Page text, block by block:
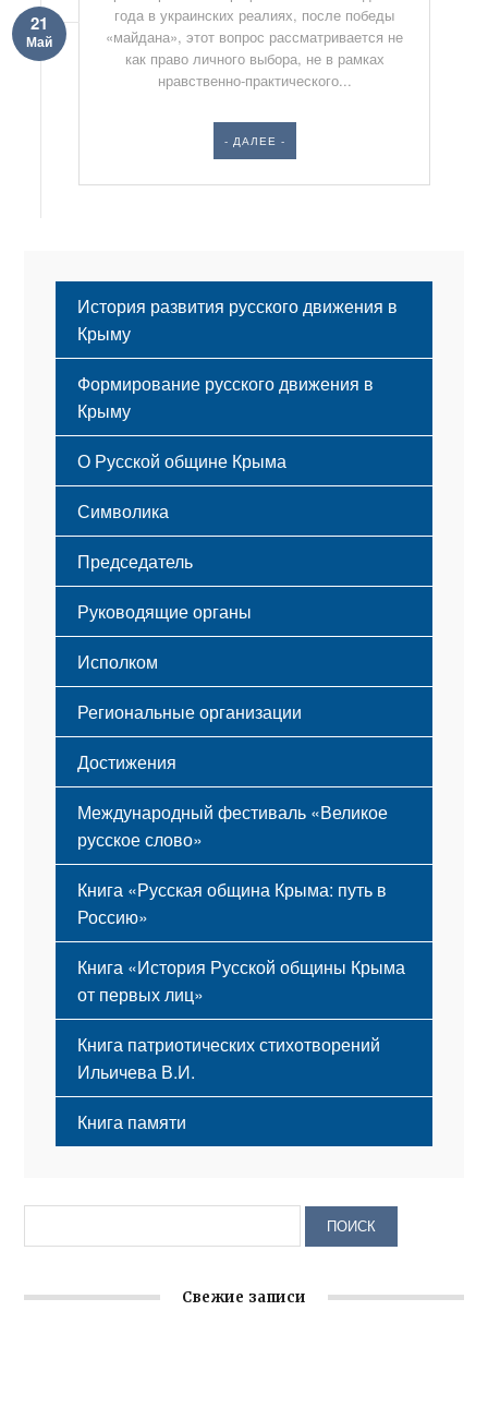
21
Май
года в украинских реалиях, после победы
«майдана», этот вопрос рассматривается не
как право личного выбора, не в рамках
нравственно-практического...
- ДАЛЕЕ -
История развития русского движения в
Крыму
Формирование русского движения в
Крыму
Русский Крым
О Русской общине Крыма
Этапы становления
Принципы деятельности
Структура
Мероприятия
Символика
Флаг
Герб
Гимн
Председатель
Руководящие органы
Исполком
Региональные организации
Достижения
Международный фестиваль «Великое
русское слово»
Книга «Русская община Крыма: путь в
Россию»
Книга «История Русской общины Крыма
от первых лиц»
Книга патриотических стихотворений
Ильичева В.И.
Книга памяти
Свежие записи